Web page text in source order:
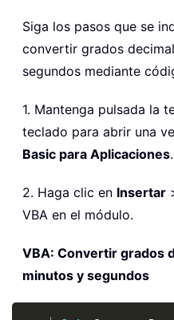
Siga los pasos que se
convertir grados
segundos mediante
1. Mantenga pulsada la
teclado para abrir una
Basic para Aplicaciones.
2. Haga clic en Insertar
VBA en el módulo.
VBA: Convertir grados
minutos y segundos